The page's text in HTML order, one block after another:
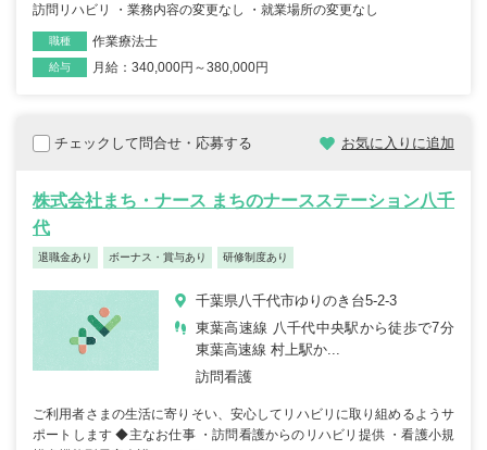
訪問リハビリ ・業務内容の変更なし ・就業場所の変更なし
職種 作業療法士
雇用形態
給与 月給：340,000円～380,000円
チェックして問合せ・応募する お気に入りに追加
株式会社まち・ナース まちのナースステーション八千
代
退職金あり ボーナス・賞与あり 研修制度あり
千葉県八千代市ゆりのき台5-2-3
東葉高速線 八千代中央駅から徒歩で7分
東葉高速線 村上駅か...
訪問看護
ご利用者さまの生活に寄りそい、安心してリハビリに取り組めるようサ
ポートします ◆主なお仕事 ・訪問看護からのリハビリ提供 ・看護小規